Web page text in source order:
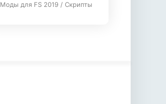
Моды для FS 2019 / Скрипты